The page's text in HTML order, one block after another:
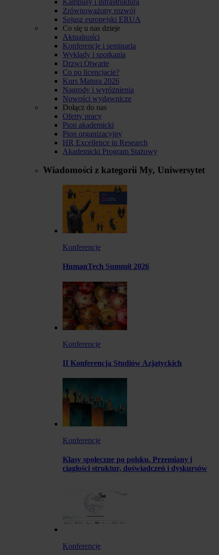
Zrównoważony rozwój
Sojusz europejski ERUA
Co się u nas dzieje
Aktualności
Konferencje i seminaria
Wykłady i spotkania
Drzwi Otwarte
Co po licencjacie?
Kurs Matura 2026
Nagrody i wyróżnienia
Nowości wydawnicze
Dołącz do nas
Oferty pracy
Pion akademicki
Pion organizacyjny
HR Excellence in Research
Akademicki Program Stażowy
Wiadomości z kategorii My, Uniwersytet
Konferencje
HumanTech Summit 2026
Konferencje
II Konferencja Studiów Azjatyckich
Konferencje
Klasy społeczne po polsku. Przemiany i
ciągłości struktur, doświadczeń i dyskursów
Konferencje